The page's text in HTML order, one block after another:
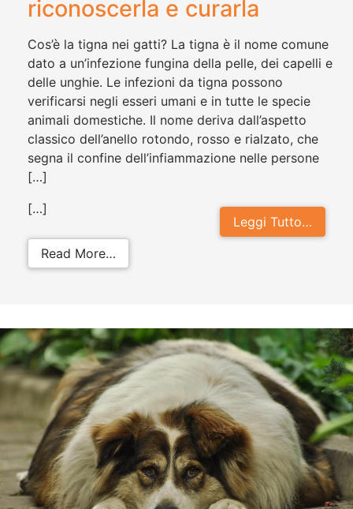
riconoscerla e curarla
Cos’è la tigna nei gatti? La tigna è il nome comune
dato a un’infezione fungina della pelle, dei capelli e
delle unghie. Le infezioni da tigna possono
verificarsi negli esseri umani e in tutte le specie
animali domestiche. Il nome deriva dall’aspetto
classico dell’anello rotondo, rosso e rialzato, che
segna il confine dell’infiammazione nelle persone
[…]
Leggi Tutto…
[…]
Read More…